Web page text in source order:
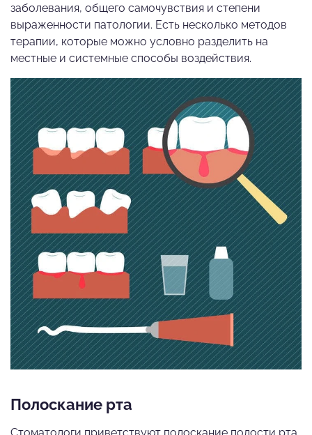
заболевания, общего самочувствия и степени
выраженности патологии. Есть несколько методов
терапии, которые можно условно разделить на
местные и системные способы воздействия.
Полоскание рта